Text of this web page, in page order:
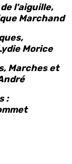
l'aiguille,
Marchand
Morice
Marches et
Sorties :